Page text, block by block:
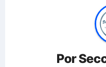
Por